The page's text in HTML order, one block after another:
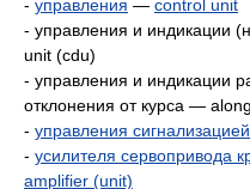
- управления — control unit
- управления и индикации
unit (cdu)
- управления и индикации
отклонения от курса —
- управления сигнализацией
- усилителя сервопривода
amplifier (unit)